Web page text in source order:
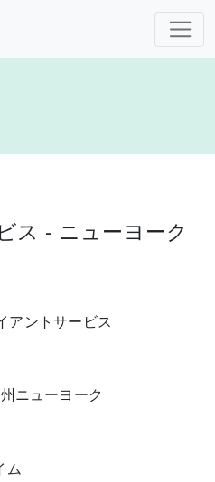
ス - ニューヨーク
アントサービス
ニューヨーク
ム